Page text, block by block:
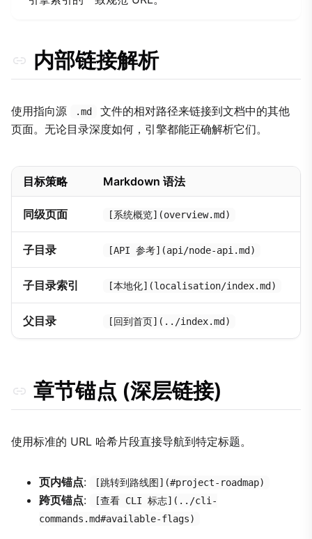
内部链接解析
使用指向源 .md
文件的相对路径来链接到文档中的其他
页面。无论目录深度如何，引擎都能正确解析它们。
目标策略 Markdown 语法
同级页面 [系统概览](overview.md)
子目录 [API 参考](api/node-api.md)
子目录索引 [本地化](localisation/index.md)
父目录 [回到首页](../index.md)
章节锚点 (深层链接)
使用标准的 URL 哈希片段直接导航到特定标题。
页内锚点: [跳转到路线图](#project-roadmap)
跨页锚点:
[查看 CLI 标志](../cli-
commands.md#available-flags)